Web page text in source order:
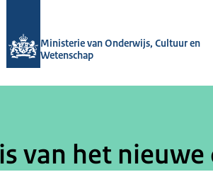
Ministerie van Onderwijs, Cultuur en
Wetenschap
van het